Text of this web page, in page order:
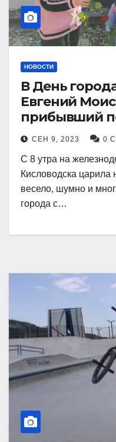
НОВОСТИ
В День
Евгений
прибывший
СЕН 9, 2023 0
С 8 утра на
Кисловодска
весело, шумно и
города с…